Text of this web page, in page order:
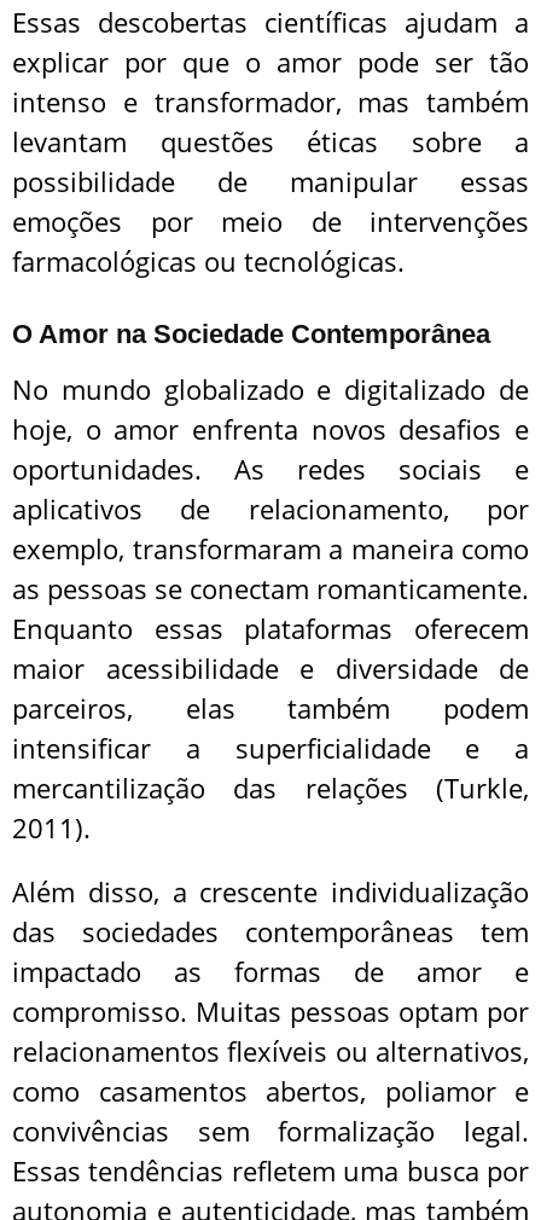
Essas descobertas científicas ajudam a
explicar por que o amor pode ser tão
intenso e transformador, mas também
levantam questões éticas sobre a
possibilidade de manipular essas
emoções por meio de intervenções
farmacológicas ou tecnológicas.
O Amor na Sociedade Contemporânea
No mundo globalizado e digitalizado de
hoje, o amor enfrenta novos desafios e
oportunidades. As redes sociais e
aplicativos de relacionamento, por
exemplo, transformaram a maneira como
as pessoas se conectam romanticamente.
Enquanto essas plataformas oferecem
maior acessibilidade e diversidade de
parceiros, elas também podem
intensificar a superficialidade e a
mercantilização das relações (Turkle,
2011).
Além disso, a crescente individualização
das sociedades contemporâneas tem
impactado as formas de amor e
compromisso. Muitas pessoas optam por
relacionamentos flexíveis ou alternativos,
como casamentos abertos, poliamor e
convivências sem formalização legal.
Essas tendências refletem uma busca por
autonomia e autenticidade, mas também